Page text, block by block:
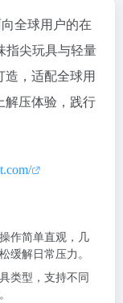
全球用户的在
指尖玩具与轻量
，适配全球用
解压体验，践行
作简单直观，几
缓解日常压力。
类型，支持不同